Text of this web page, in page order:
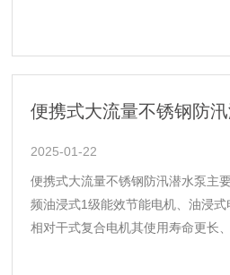
板、汽油机自吸泵自身自吸高度能
以上，8米高度自吸时间在1分钟以
便携式大流量不锈钢防
2025-01-22
便携式大流量不锈钢防汛潜水泵主
频油浸式1级能效节能电机、油浸
相对干式复合电机其使用寿命更长
却和润滑功能，1级高效节能电机